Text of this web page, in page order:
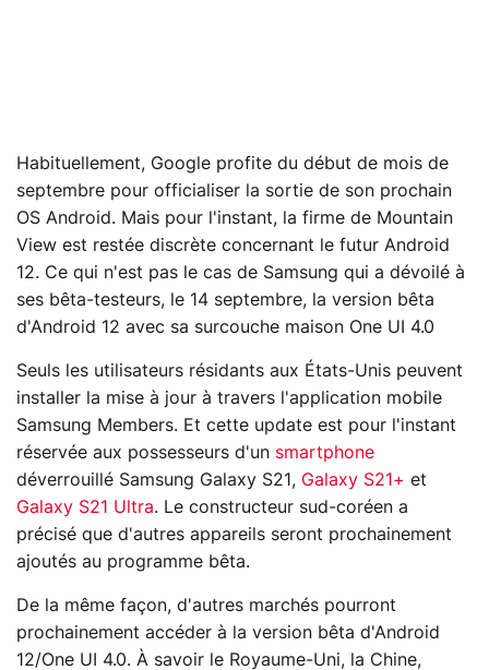
Habituellement, Google profite du début de mois de
septembre pour officialiser la sortie de son prochain
OS Android. Mais pour l'instant, la firme de Mountain
View est restée discrète concernant le futur Android
12. Ce qui n'est pas le cas de Samsung qui a dévoilé à
ses bêta-testeurs, le 14 septembre, la version bêta
d'Android 12 avec sa surcouche maison One UI 4.0
Seuls les utilisateurs résidants aux États-Unis peuvent
installer la mise à jour à travers l'application mobile
Samsung Members. Et cette update est pour l'instant
réservée aux possesseurs d'un smartphone
déverrouillé Samsung Galaxy S21, Galaxy S21+ et
Galaxy S21 Ultra. Le constructeur sud-coréen a
précisé que d'autres appareils seront prochainement
ajoutés au programme bêta.
De la même façon, d'autres marchés pourront
prochainement accéder à la version bêta d'Android
12/One UI 4.0. À savoir le Royaume-Uni, la Chine,